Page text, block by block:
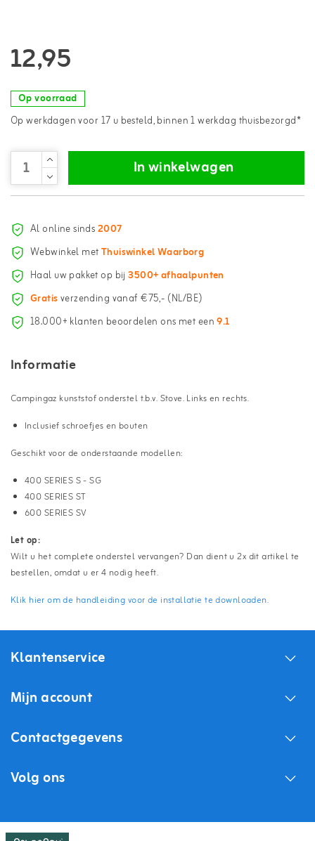
12,95
Op voorraad
Op werkdagen voor 17 u besteld, binnen 1 werkdag thuisbezorgd*
In winkelwagen
Al online sinds2007
Webwinkel metThuiswinkel Waarborg
Haal uw pakket op bij3500+ afhaalpunten
Gratisverzending vanaf €75,- (NL/BE)
18.000+ klanten beoordelen ons met een9.1
Informatie
Campingaz kunststof onderstel t.b.v. Stove. Links en rechts.
Inclusief schroefjes en bouten
Geschikt voor de onderstaande modellen:
400 SERIES S - SG
400 SERIES ST
600 SERIES SV
Let op:
Wilt u het complete onderstel vervangen? Dan dient u 2x dit artikel te
bestellen, omdat u er 4 nodig heeft.
Klik hier om de handleiding voor de installatie te downloaden.
Klantenservice
Mijn account
Contactgegevens
Volg ons